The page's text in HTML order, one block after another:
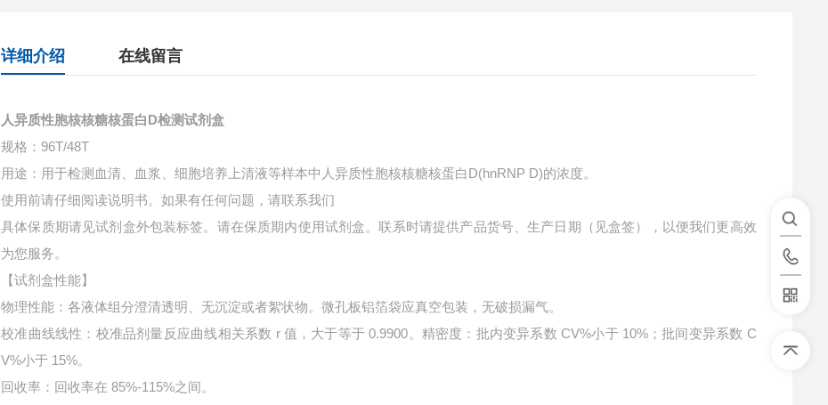
详细介绍 在线留言
人异质性胞核核糖核蛋白D检测试剂盒
规格：96T/48T
用途：用于检测血清、血浆、细胞培养上清液等样本中 人异质性胞核核糖核蛋白D(hnRNP D)的浓度。
使用前请仔细阅读说明书。如果有任何问题，请联系我们
具体保质期请见试剂盒外包装标签。请在保质期内使用试剂盒。联系时请提供产品货号、生产日期（见盒签），以便我们更高效
为您服务。
【试剂盒性能】
物理性能：各液体组分澄清透明、无沉淀或者絮状物。微孔板铝箔袋应真空包装，无破损漏气。
校准曲线线性：校准品剂量反应曲线相关系数 r 值，大于等于 0.9900。精密度：批内变异系数 CV%小于 10%；批间变异系数 C
V%小于 15%。
回收率：回收率在 85%-115%之间。